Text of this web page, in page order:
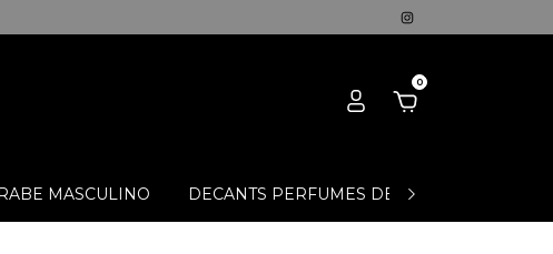
0
MASCULINO DECANTS PERFUMES DE NICHO